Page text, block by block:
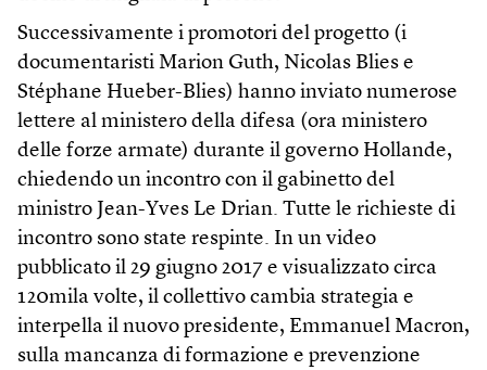
Successivamente i promotori del progetto (i
documentaristi Marion Guth, Nicolas Blies e
Stéphane Hueber-Blies) hanno inviato numerose
lettere al ministero della difesa (ora ministero
delle forze armate) durante il governo Hollande,
chiedendo un incontro con il gabinetto del
ministro Jean-Yves Le Drian. Tutte le richieste di
incontro sono state respinte. In un video
pubblicato il 29 giugno 2017 e visualizzato circa
120mila volte, il collettivo cambia strategia e
interpella il nuovo presidente, Emmanuel Macron,
sulla mancanza di formazione e prevenzione